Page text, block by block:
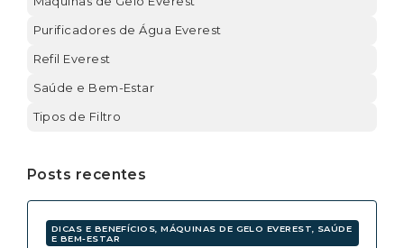
Purificadores de Água Everest
Refil Everest
Saúde e Bem-Estar
Tipos de Filtro
Posts recentes
DICAS E BENEFÍCIOS, MÁQUINAS DE GELO EVEREST, SAÚDE
E BEM-ESTAR